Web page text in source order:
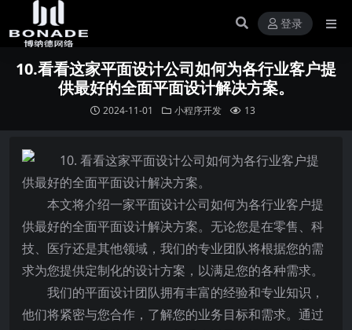
登录
10.看看这家平面设计公司如何为各行业客户提
供最好的全面平面设计解决方案。
2024-11-01 小程序开发 13
本文将介绍一家平面设计公司如何为各行业客户提
供最好的全面平面设计解决方案。无论您是在零售、科
技、医疗还是其他领域，我们的专业团队将根据您的需
求为您提供定制化的设计方案，以满足您的各种需求。
我们的平面设计团队拥有丰富的经验和专业知识，
他们将紧密与您合作，了解您的业务目标和需求。通过